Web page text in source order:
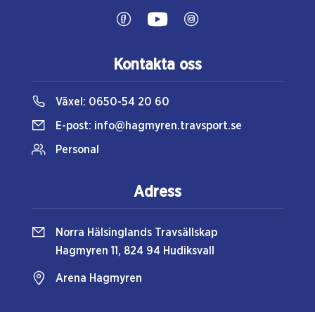
Kontakta oss
Växel: 0650-54 20 60
E-post: info@hagmyren.travsport.se
Personal
Adress
Norra Hälsinglands Travsällskap
Hagmyren 11, 824 94 Hudiksvall
Arena Hagmyren